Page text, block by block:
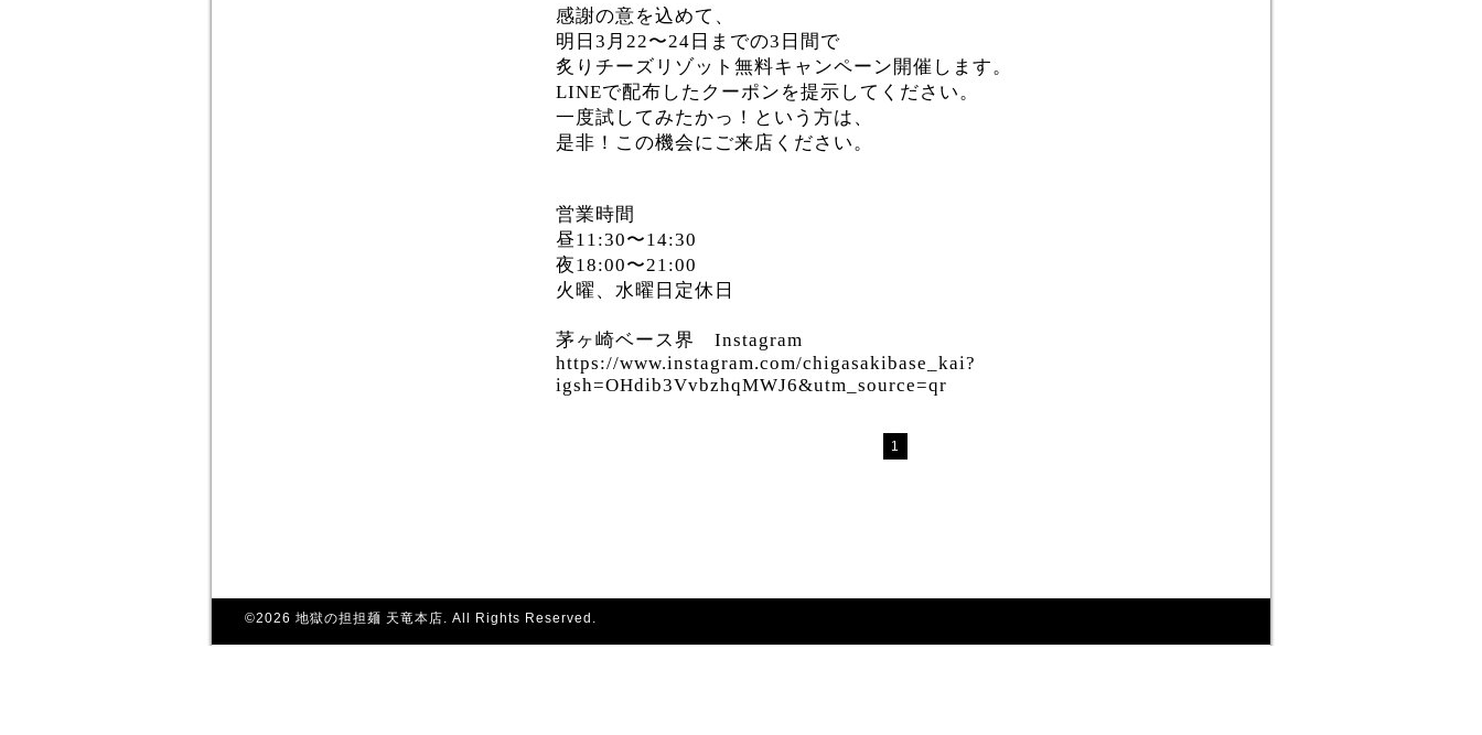
感謝の意を込めて、
明日3月22〜24日までの3日間で
炙りチーズリゾット無料キャンペーン開催します。
LINEで配布したクーポンを提示してください。
一度試してみたかっ！という方は、
是非！この機会にご来店ください。
営業時間
昼11:30〜14:30
夜18:00〜21:00
火曜、水曜日定休日
茅ヶ崎ベース界 Instagram
https://www.instagram.com/chigasakibase_kai?
igsh=OHdib3VvbzhqMWJ6&utm_source=qr
1
©2026 地獄の担担麺 天竜本店. All Rights Reserved.